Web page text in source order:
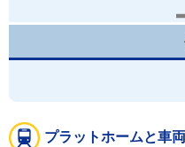
プラットホームと車